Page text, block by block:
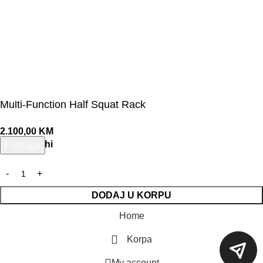
Multi-Function Half Squat Rack
2.100,00 KM
6 na zalihi
DODAJ U KORPU
Home
Korpa